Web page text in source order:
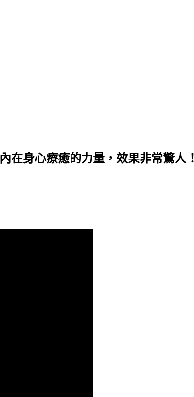
在身心療癒的力量，效果非常驚人！